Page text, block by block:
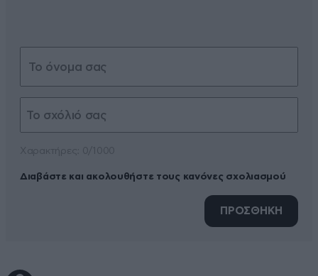
Διαβάστε και ακολουθήστε τους κανόνες σχολιασμού
ΠΡΟΣΘΗΚΗ